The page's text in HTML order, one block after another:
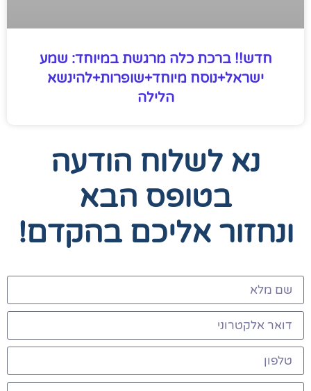
חדש!! ברכת כלה מרגשת במיוחד: שמע
ישראל+נוסח מיוחד+שופרות+להינשא
הלילה
נא לשלוח הודעה
בטופס הבא
ונחזור אליכם בהקדם!